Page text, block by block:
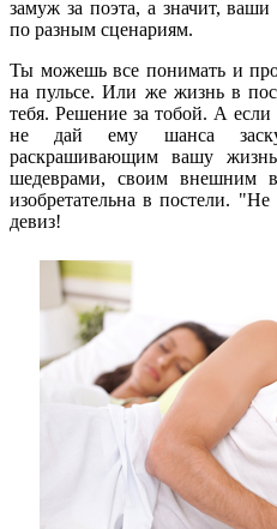
замуж за поэта, а значит,
по разным сценариям.
Ты можешь все понимать и
на пульсе. Или же жизнь в
тебя. Решение за тобой. А
не дай ему шанса
раскрашивающим вашу
шедеврами, своим внешним
изобретательна в постели.
девиз!